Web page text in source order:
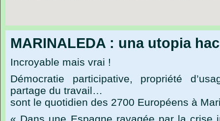
MARINALEDA : una utopia
Incroyable mais vrai !
Démocratie participative, propriété
partage du travail…
sont le quotidien des 2700 Européens à
« Dans une Espagne ravagée par la crise